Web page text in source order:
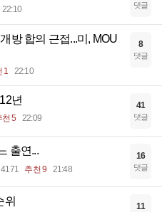
22:10 댓글
방 합의 근접...미, MOU
1 22:10
8
댓글
년
천 5 22:09
41
댓글
출연...
추천 9 21:48
16
댓글
위 11